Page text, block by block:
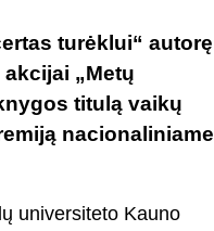
turėklui“ autorę
„Metų
titulą vaikų
nacionaliniame
universiteto Kauno